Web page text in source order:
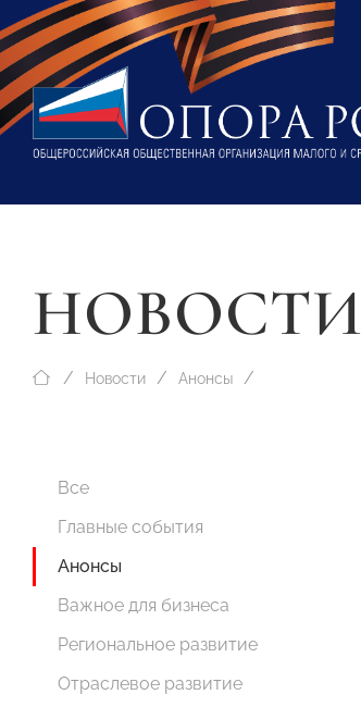
НОВОСТИ
Новости Анонсы
Все
Главные события
Анонсы
Важное для бизнеса
Региональное развитие
Отраслевое развитие